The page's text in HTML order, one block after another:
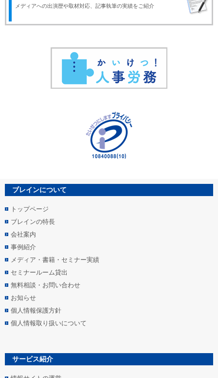
メディアへの出演歴や取材対応、記事執筆の実績をご紹介
ブレインについて
トップページ
ブレインの特長
会社案内
事例紹介
メディア・書籍・セミナー実績
セミナールーム貸出
無料相談・お問い合わせ
お知らせ
個人情報保護方針
個人情報取り扱いについて
サービス紹介